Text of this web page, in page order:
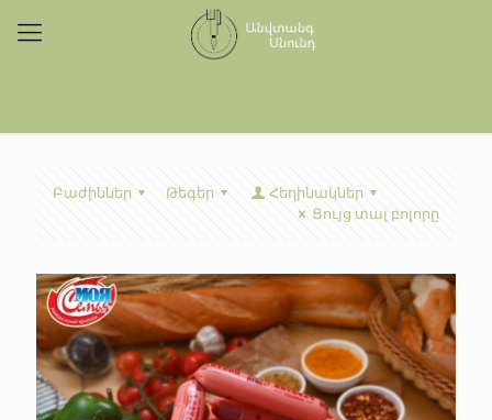
Բաժիններ Թեգեր
Հեղինակներ
Ցույց տալ բոլորը